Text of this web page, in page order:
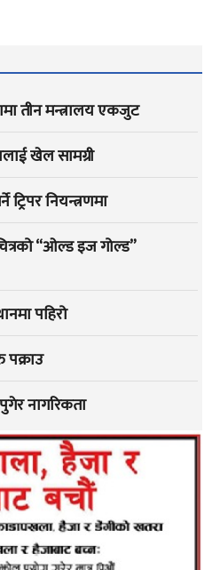
तीन मन्त्रालय एकजुट
खेल सामग्री
नियन्त्रणमा
“ओल्ड इज गोल्ड”
पहिरो
पक्राउ
नागरिकता